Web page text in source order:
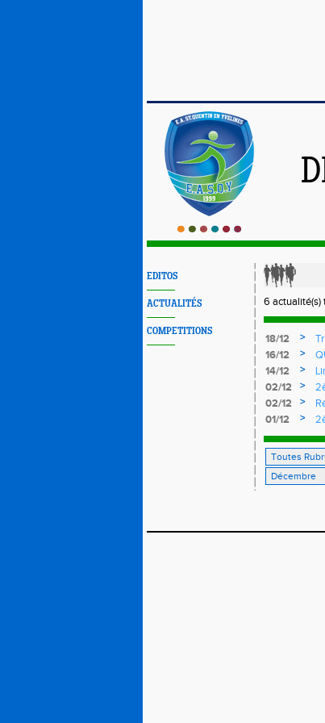
EDITOS
ACTUALITÉS
COMPETITIONS
6 actualité(s)
18/12 >
16/12
>
14/12
>
02/12
>
02/12
>
01/12
>